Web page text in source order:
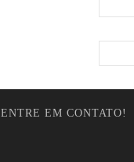
ENTRE EM CONTATO!